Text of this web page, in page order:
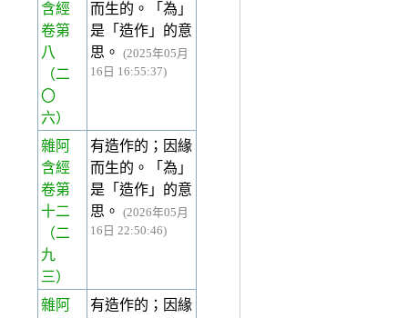
含經
卷第
八
（二
〇
六）
而生的。「為」
是「造作」的意
思。
(2025年05月
16日 16:55:37)
雜阿
含經
卷第
十二
（二
九
三）
有造作的；因緣
而生的。「為」
是「造作」的意
思。
(2026年05月
16日 22:50:46)
雜阿
有造作的；因緣